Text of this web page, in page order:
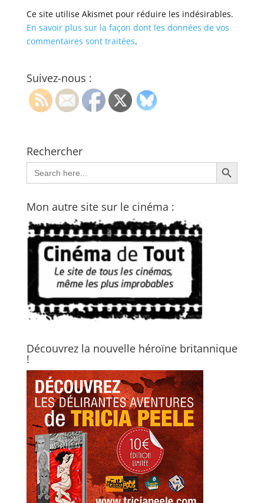
Ce site utilise Akismet pour réduire les indésirables.
En savoir plus sur la façon dont les données de vos
commentaires sont traitées.
Suivez-nous :
Rechercher
Search
for:
Search Button
Mon autre site sur le cinéma :
Découvrez la nouvelle héroïne britannique
!